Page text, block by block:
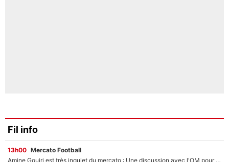
Fil info
13h00 Mercato Football
Amine Gouiri est très inquiet du mercato : Une discussion avec l'OM pour acter son transfert !